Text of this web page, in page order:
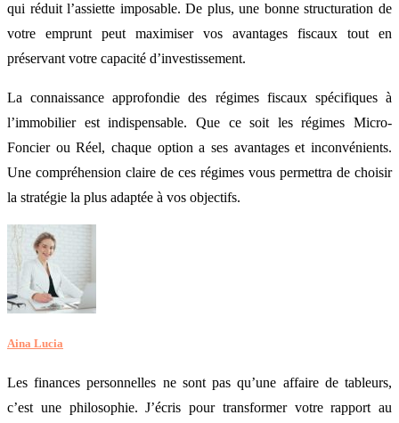
qui réduit l’assiette imposable. De plus, une bonne structuration de
votre emprunt peut maximiser vos avantages fiscaux tout en
préservant votre capacité d’investissement.
La connaissance approfondie des régimes fiscaux spécifiques à
l’immobilier est indispensable. Que ce soit les régimes Micro-
Foncier ou Réel, chaque option a ses avantages et inconvénients.
Une compréhension claire de ces régimes vous permettra de choisir
la stratégie la plus adaptée à vos objectifs.
Aina Lucia
Les finances personnelles ne sont pas qu’une affaire de tableurs,
c’est une philosophie. J’écris pour transformer votre rapport au